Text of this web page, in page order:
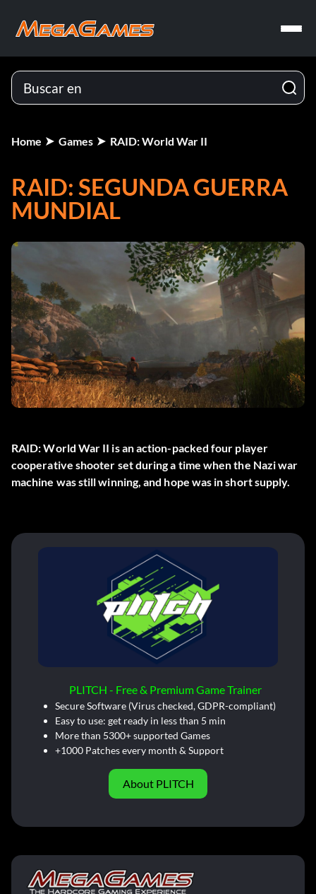
Home Games RAID: World War II
RAID: SEGUNDA GUERRA
MUNDIAL
RAID: World War II is an action-packed four player
cooperative shooter set during a time when the Nazi war
machine was still winning, and hope was in short supply.
PLITCH - Free & Premium Game Trainer
Secure Software (Virus checked, GDPR-compliant)
Easy to use: get ready in less than 5 min
More than 5300+ supported Games
+1000 Patches every month & Support
About PLITCH